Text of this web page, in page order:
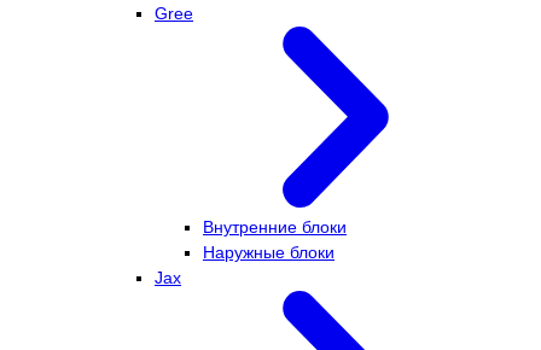
Gree
Внутренние блоки
Наружные блоки
Jax